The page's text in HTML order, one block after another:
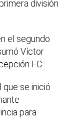
división
el segundo
Víctor
FC.
se inició
para